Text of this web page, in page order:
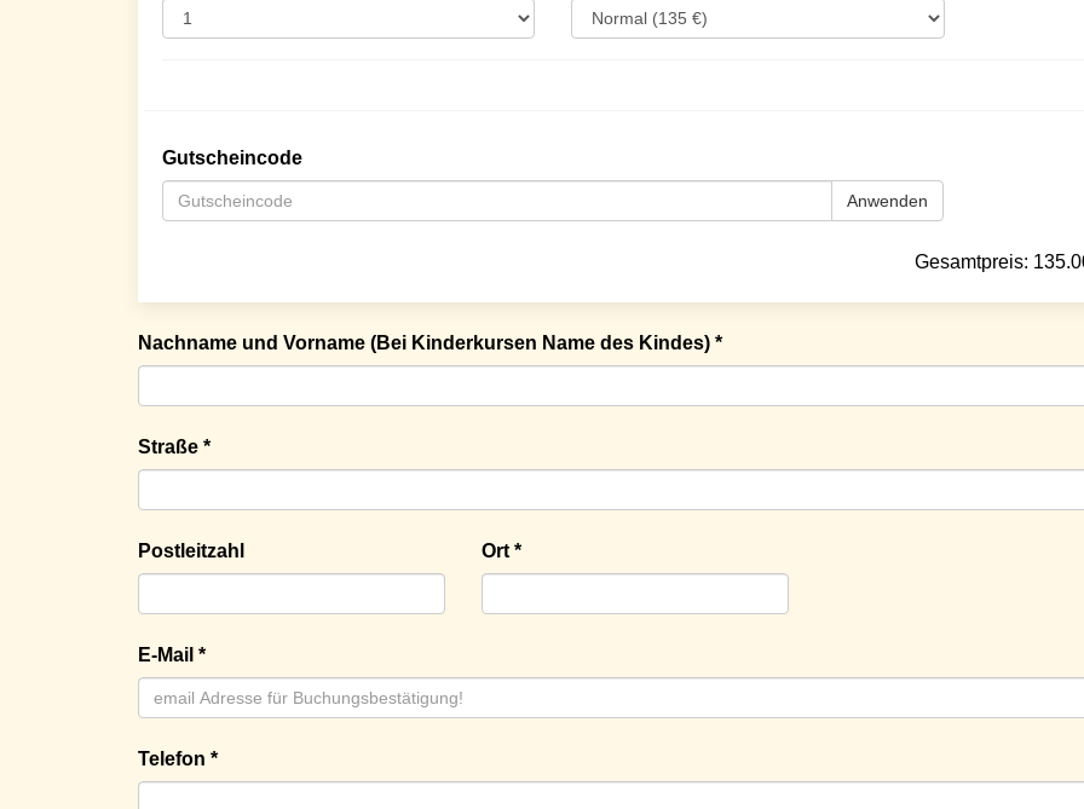
Gutscheincode
Anwenden
Gesamtpreis:
Nachname und Vorname (Bei Kinderkursen Name des Kindes) *
Straße *
Postleitzahl Ort *
E-Mail *
Telefon *